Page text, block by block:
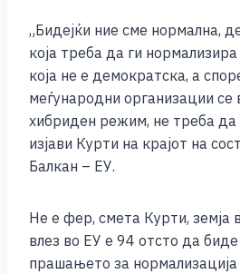
„Бидејќи ние сме нормална,
која треба да ги
која не е демократска, а
меѓународни организации се
хибриден режим, не треба да
изјави Курти на крајот на
Балкан – ЕУ.
Не е фер, смета Курти, земја
влез во ЕУ е 94 отсто да
прашањето за нормализација